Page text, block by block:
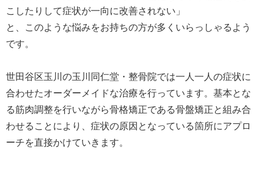
こしたりして症状が一向に改善されない」
と、このような悩みをお持ちの方が多くいらっしゃるよう
です。
世田谷区玉川の玉川同仁堂・整骨院では一人一人の症状に
合わせたオーダーメイドな治療を行っています。基本とな
る筋肉調整を行いながら骨格矯正である骨盤矯正と組み合
わせることにより、症状の原因となっている箇所にアプロ
ーチを直接かけていきます。